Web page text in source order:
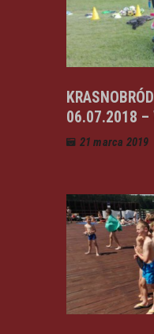
06.07.2018 –
21 marca 2019